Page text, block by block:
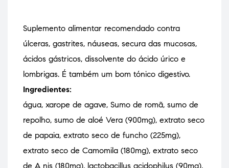
Suplemento alimentar recomendado contra
úlceras, gastrites, náuseas, secura das mucosas,
ácidos gástricos, dissolvente do ácido úrico e
lombrigas. É também um bom tónico digestivo.
Ingredientes:
água, xarope de agave, Sumo de romã, sumo de
repolho, sumo de aloé Vera (900mg), extrato seco
de papaia, extrato seco de funcho (225mg),
extrato seco de Camomila (180mg), extrato seco
de A nis (180mg), lactobacillus acidophilus (90mg),